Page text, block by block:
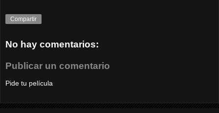
Compartir
No hay comentarios:
Publicar un comentario
Pide tu película